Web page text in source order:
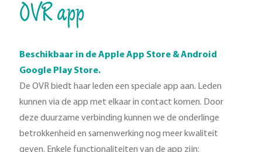
OVR app
Beschikbaar in de Apple App Store & Android
Google Play Store.
De OVR biedt haar leden een speciale app aan. Leden
kunnen via de app met elkaar in contact komen. Door
deze duurzame verbinding kunnen we de onderlinge
betrokkenheid en samenwerking nog meer kwaliteit
geven. Enkele functionaliteiten van de app zijn: